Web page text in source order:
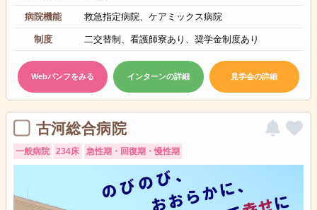
病院機能 救急指定病院、ケアミックス病院
制度 二交替制、看護師寮あり、奨学金制度あり
Webパンフをみる インターンの詳細 見学会の詳細
古河総合病院
一般病院 234床 急性期・回復期・慢性期